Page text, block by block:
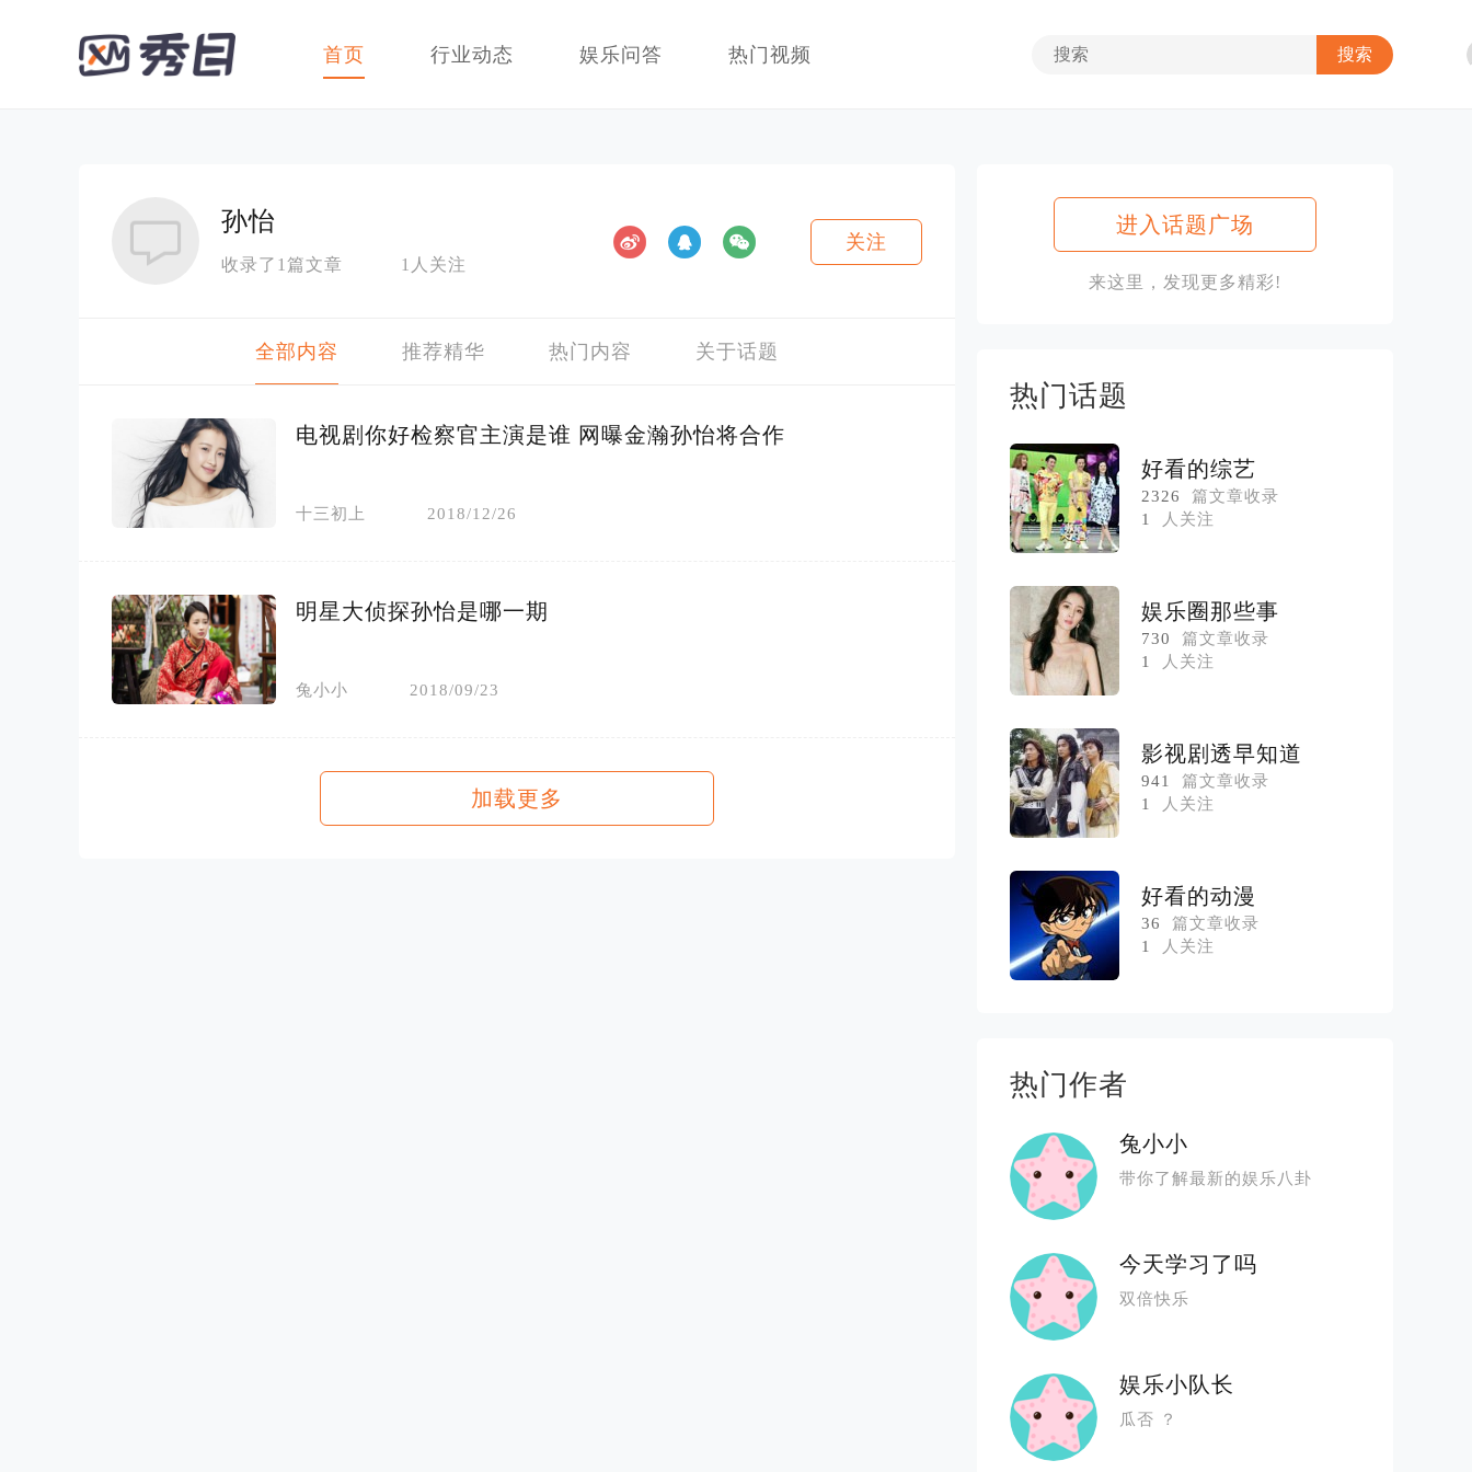
首页 行业动态 娱乐问答 热门视频
孙怡
收录了1篇文章 1人关注
关注
全部内容 推荐精华 热门内容 关于话题
电视剧你好检察官主演是谁 网曝金瀚孙怡将合作
十三初上 2018/12/26
明星大侦探孙怡是哪一期
兔小小 2018/09/23
加载更多
进入话题广场
来这里，发现更多精彩!
热门话题
好看的综艺
2326
篇文章收录
1
人关注
娱乐圈那些事
730
篇文章收录
1
人关注
影视剧透早知道
941
篇文章收录
1
人关注
好看的动漫
36
篇文章收录
1
人关注
热门作者
兔小小
带你了解最新的娱乐八卦
今天学习了吗
双倍快乐
娱乐小队长
瓜否 ？